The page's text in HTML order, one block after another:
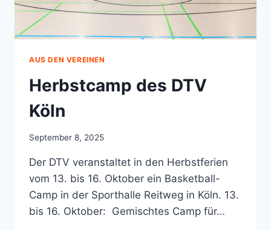
AUS DEN VEREINEN
Herbstcamp des DTV
Köln
September 8, 2025
Der DTV veranstaltet in den Herbstferien
vom 13. bis 16. Oktober ein Basketball-
Camp in der Sporthalle Reitweg in Köln. 13.
bis 16. Oktober: Gemischtes Camp für…